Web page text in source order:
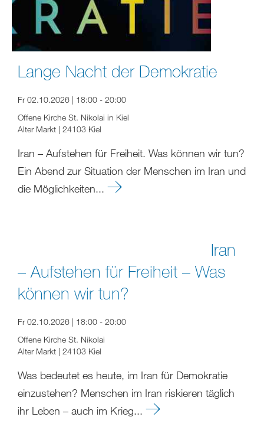
Lange Nacht der Demokratie
Fr 02.10.2026 | 18:00 - 20:00
Offene Kirche St. Nikolai in Kiel
Alter Markt | 24103 Kiel
Iran – Aufstehen für Freiheit. Was können wir tun?
Ein Abend zur Situation der Menschen im Iran und
die Möglichkeiten...
Iran
– Aufstehen für Freiheit – Was
können wir tun?
Fr 02.10.2026 | 18:00 - 20:00
Offene Kirche St. Nikolai
Alter Markt | 24103 Kiel
Was bedeutet es heute, im Iran für Demokratie
einzustehen? Menschen im Iran riskieren täglich
ihr Leben – auch im Krieg...